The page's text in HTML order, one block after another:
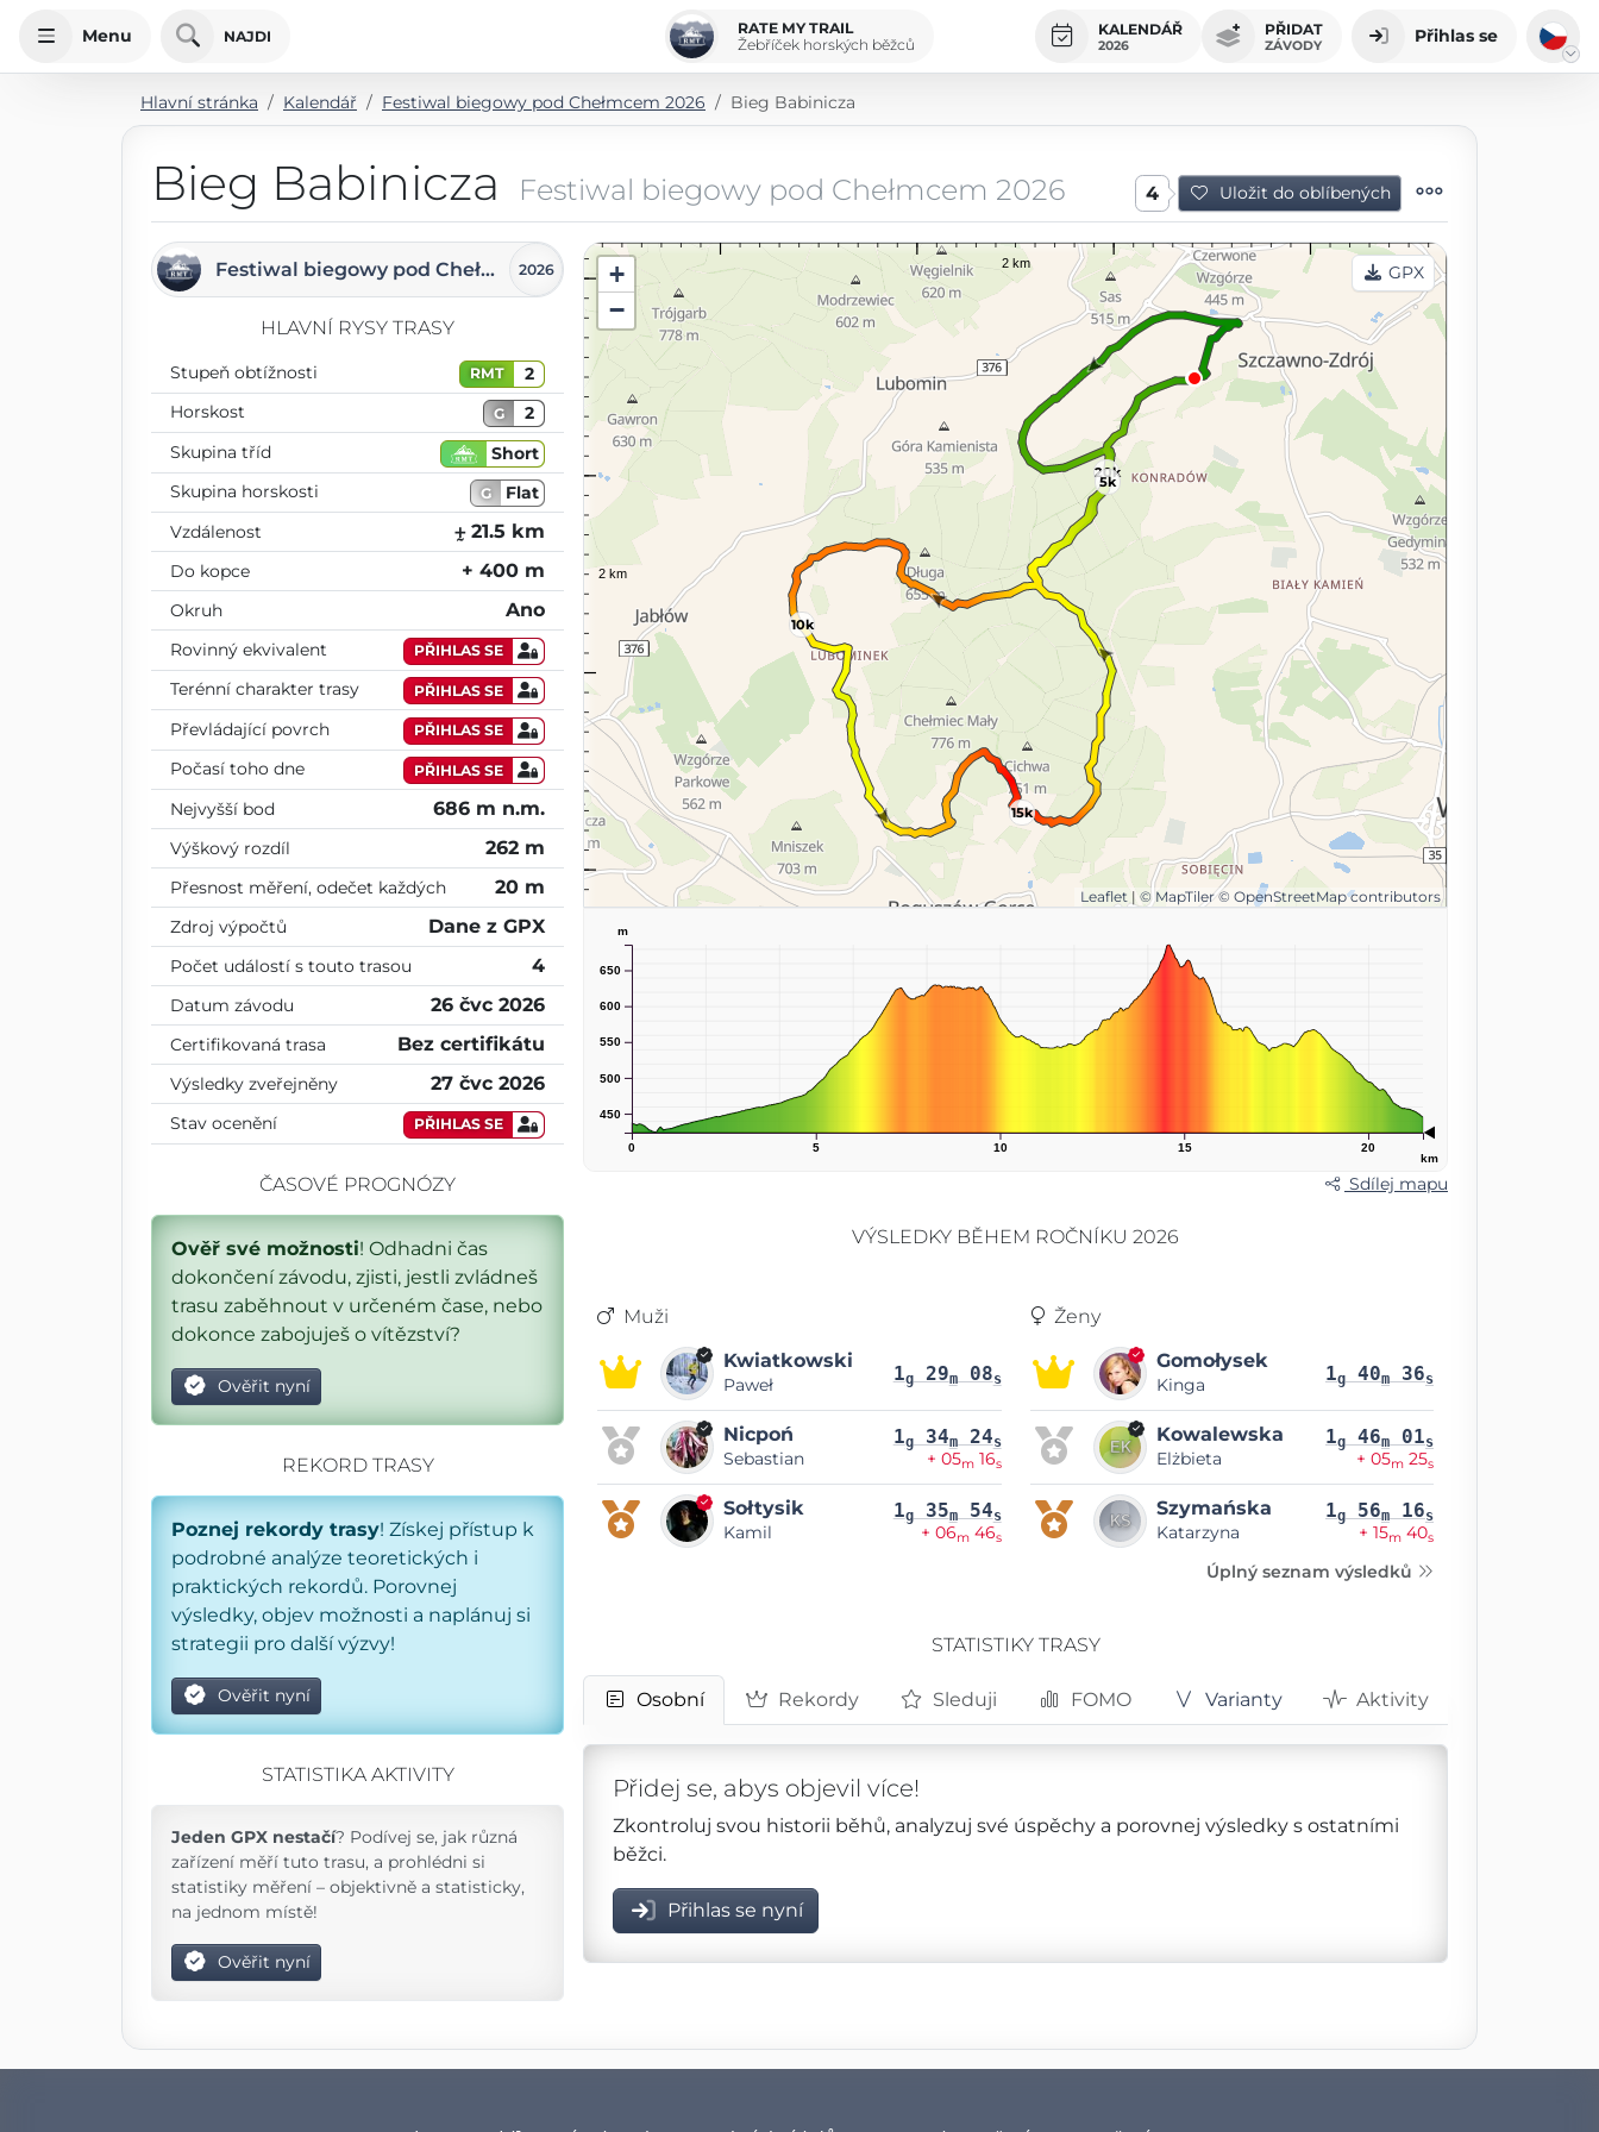
Menu NAJDI
RATE MY TRAIL
Žebříček horských běžců
KALENDÁŘ
2026
PŘIDAT
ZÁVODY Přihlas se
Hlavní stránka Kalendář Festiwal biegowy pod Chełmcem 2026 Bieg Babinicza
Bieg Babinicza Festiwal biegowy pod Chełmcem 2026 4 Uložit do oblíbených
Festiwal biegowy pod Chełmcem 2026
HLAVNÍ RYSY TRASY
Stupeň obtížnosti RMT
2
Horskost
G
2
Skupina tříd
Short
Skupina horskosti
G
Flat
Vzdálenost
⨦ 21.5 km
Do kopce + 400 m
Okruh Ano
Rovinný ekvivalent PŘIHLAS SE
Terénní charakter trasy PŘIHLAS SE
Převládající povrch PŘIHLAS SE
Počasí toho dne PŘIHLAS SE
Nejvyšší bod 686 m n.m.
Výškový rozdíl 262 m
Přesnost měření, odečet každých 20 m
Zdroj výpočtů Dane z GPX
Počet událostí s touto trasou 4
Datum závodu 26 čvc 2026
Certifikovaná trasa Bez certifikátu
Výsledky zveřejněny 27 čvc 2026
Stav ocenění PŘIHLAS SE
ČASOVÉ PROGNÓZY
Ověř své možnosti! Odhadni čas
dokončení závodu, zjisti, jestli zvládneš
trasu zaběhnout v určeném čase, nebo
dokonce zabojuješ o vítězství?
Ověřit nyní
REKORD TRASY
Poznej rekordy trasy! Získej přístup k
podrobné analýze teoretických i
praktických rekordů. Porovnej
výsledky, objev možnosti a naplánuj si
strategii pro další výzvy!
Ověřit nyní
STATISTIKA AKTIVITY
Jeden GPX nestačí? Podívej se, jak různá
zařízení měří tuto trasu, a prohlédni si
statistiky měření – objektivně a statisticky,
na jednom místě!
Ověřit nyní
20k
10k
5k
15k
+
−
GPX
Leaflet | © MapTiler © OpenStreetMap contributors
0 5 10 15 20
km
450
500
550
600
650
m
Sdílej mapu
VÝSLEDKY BĚHEM ROČNÍKU 2026
Muži
Kwiatkowski
Paweł 1g29m08s
Nicpoń
Sebastian
1g34m24s
+ 05m16s
Sołtysik
Kamil
1g35m54s
+ 06m46s
Ženy
Gomołysek
Kinga 1g40m36s
Kowalewska
Elżbieta
1g46m01s
+ 05m25s
Szymańska
Katarzyna
1g56m16s
+ 15m40s
Úplný seznam výsledků
STATISTIKY TRASY
Osobní Rekordy Sleduji FOMO Varianty Aktivity
Přidej se, abys objevil více!
Zkontroluj svou historii běhů, analyzuj své úspěchy a porovnej výsledky s ostatními
běžci.
Přihlas se nyní